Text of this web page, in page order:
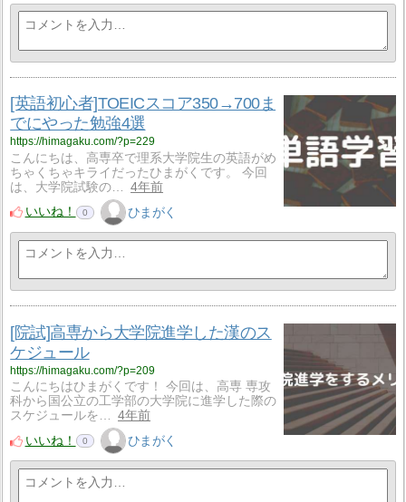
[英語初心者]TOEICスコア350→700ま
でにやった勉強4選
https://himagaku.com/?p=229
こんにちは、高専卒で理系大学院生の英語がめ
ちゃくちゃキライだったひまがくです。 今回
は、大学院試験の…
4年前
いいね！
0 ひまがく
[院試]高専から大学院進学した漢のス
ケジュール
https://himagaku.com/?p=209
こんにちはひまがくです！ 今回は、高専 専攻
科から国公立の工学部の大学院に進学した際の
スケジュールを…
4年前
いいね！
0 ひまがく